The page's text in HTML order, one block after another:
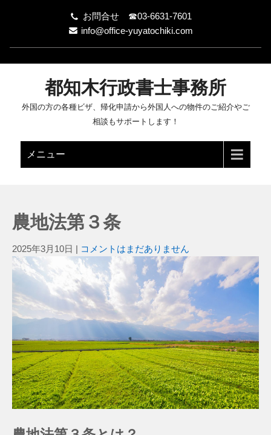
お問合せ ☎03-6631-7601
info@office-yuyatochiki.com
都知木行政書士事務所
外国の方の各種ビザ、帰化申請から外国人への物件のご紹介やご
相談もサポートします！
メニュー
農地法第３条
2025年3月10日 | コメントはまだありません